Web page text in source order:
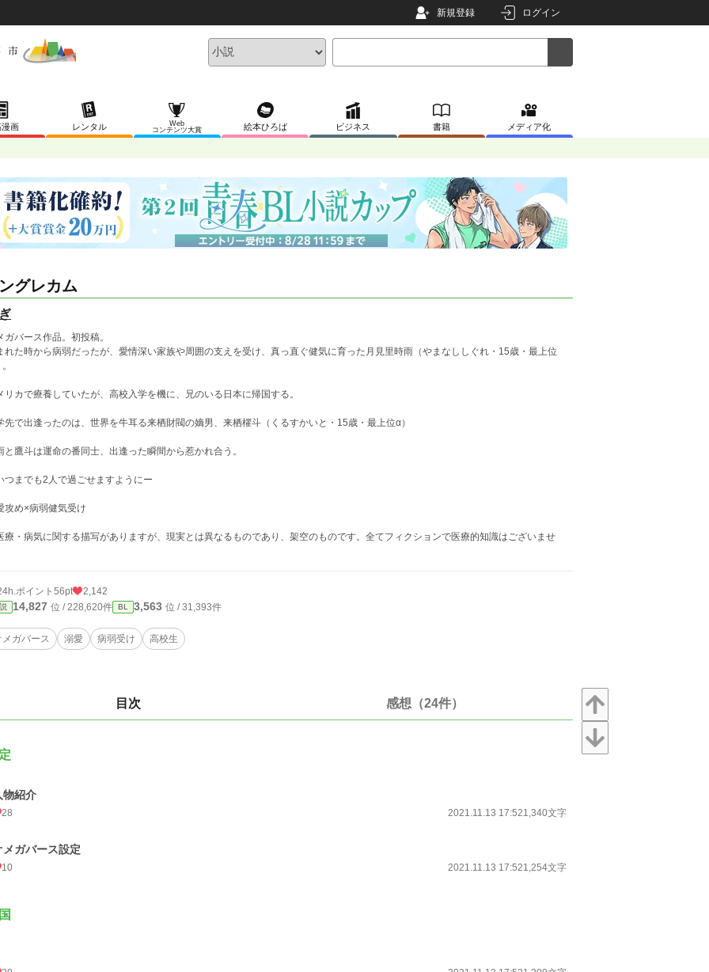
新規登録 ログイン
画 レンタル
Web
コンテンツ大賞
絵本ひろば ビジネス 書籍 メディア化
グレカム
ガバース作品。初投稿。
れた時から病弱だったが、愛情深い家族や周囲の支えを受け、真っ直ぐ健気に育った月見里時雨（やまなししぐれ・15歳・最上位
リカで療養していたが、高校入学を機に、兄のいる日本に帰国する。
先で出逢ったのは、世界を牛耳る来栖財閥の嫡男、来栖櫂斗（くるすかいと・15歳・最上位α）
と鷹斗は運命の番同士、出逢った瞬間から惹かれ合う。
つまでも2人で過ごせますようにー
攻め×病弱健気受け
・病気に関する描写がありますが、現実とは異なるものであり、架空のものです。全てフィクションで医療的知識はございませ
ポイント 56pt 2,142
14,827 位 / 228,620件 BL 3,563 位 / 31,393件
メガバース 溺愛 病弱受け 高校生
目次 感想（24件）
物紹介
28 2021.11.13 17:521,340文字
メガバース設定
10 2021.11.13 17:521,254文字